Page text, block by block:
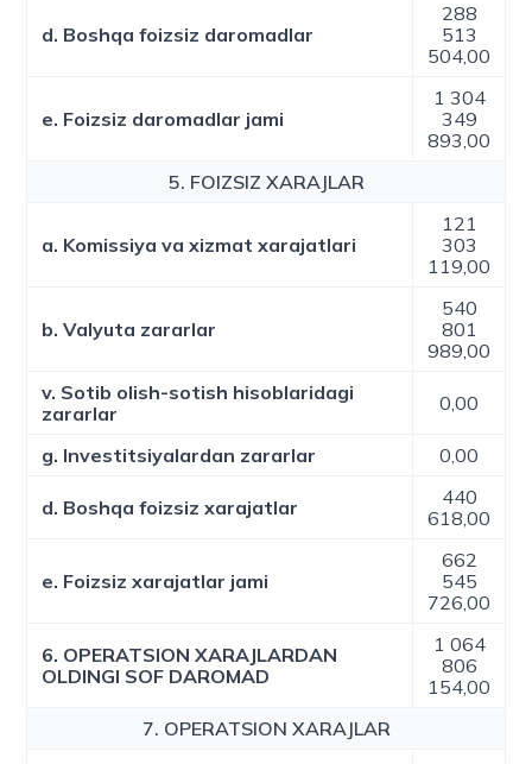
d. Boshqa foizsiz daromadlar
288
513
504,00
e. Foizsiz daromadlar jami
1 304
349
893,00
5. FOIZSIZ XARAJLAR
a. Komissiya va xizmat xarajatlari
121
303
119,00
b. Valyuta zararlar
540
801
989,00
v. Sotib olish-sotish hisoblaridagi
zararlar
0,00
g. Investitsiyalardan zararlar 0,00
d. Boshqa foizsiz xarajatlar
440
618,00
e. Foizsiz xarajatlar jami
662
545
726,00
6. OPERATSION XARAJLARDAN
OLDINGI SOF DAROMAD
1 064
806
154,00
7. OPERATSION XARAJLAR